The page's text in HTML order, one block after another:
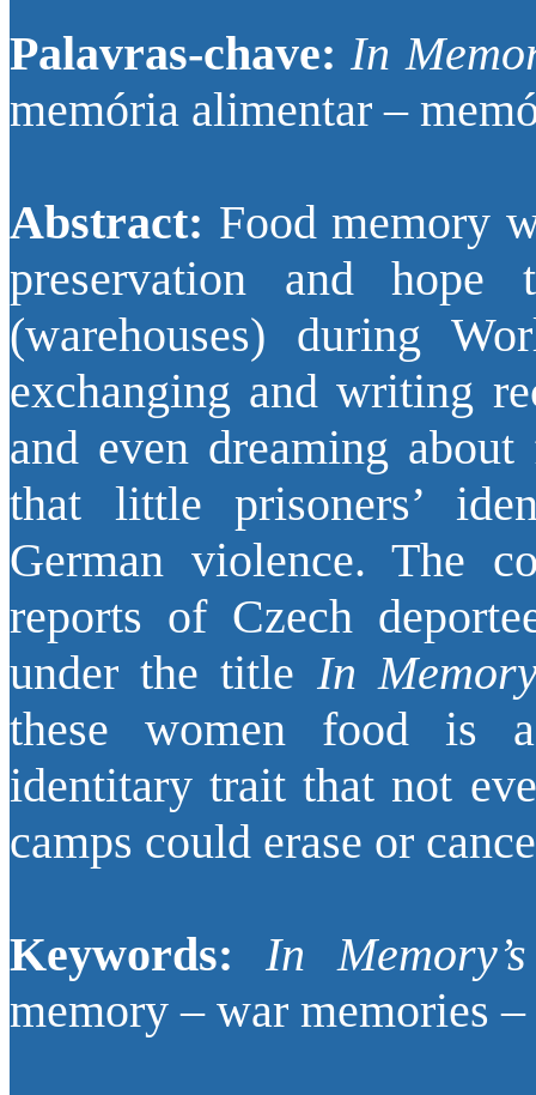
Palavras-chave: In
memória alimentar –
Abstract: Food memory
preservation and
(warehouses) during
exchanging and writing
and even dreaming
that little prisoners’
German violence. The
reports of Czech
under the title In
these women food is
identitary trait that not
camps could erase or
Keywords:
In
memory – war memories